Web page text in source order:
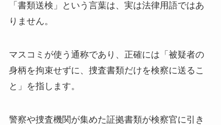
「書類送検」という言葉は、実は法律用語ではあ
りません。
マスコミが使う通称であり、正確には「被疑者の
身柄を拘束せずに、捜査書類だけを検察に送るこ
と」を指します。
警察や捜査機関が集めた証拠書類が検察官に引き